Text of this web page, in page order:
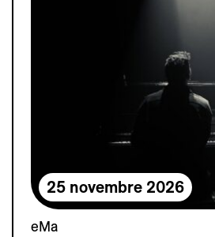
25 novembre 2026
eMa